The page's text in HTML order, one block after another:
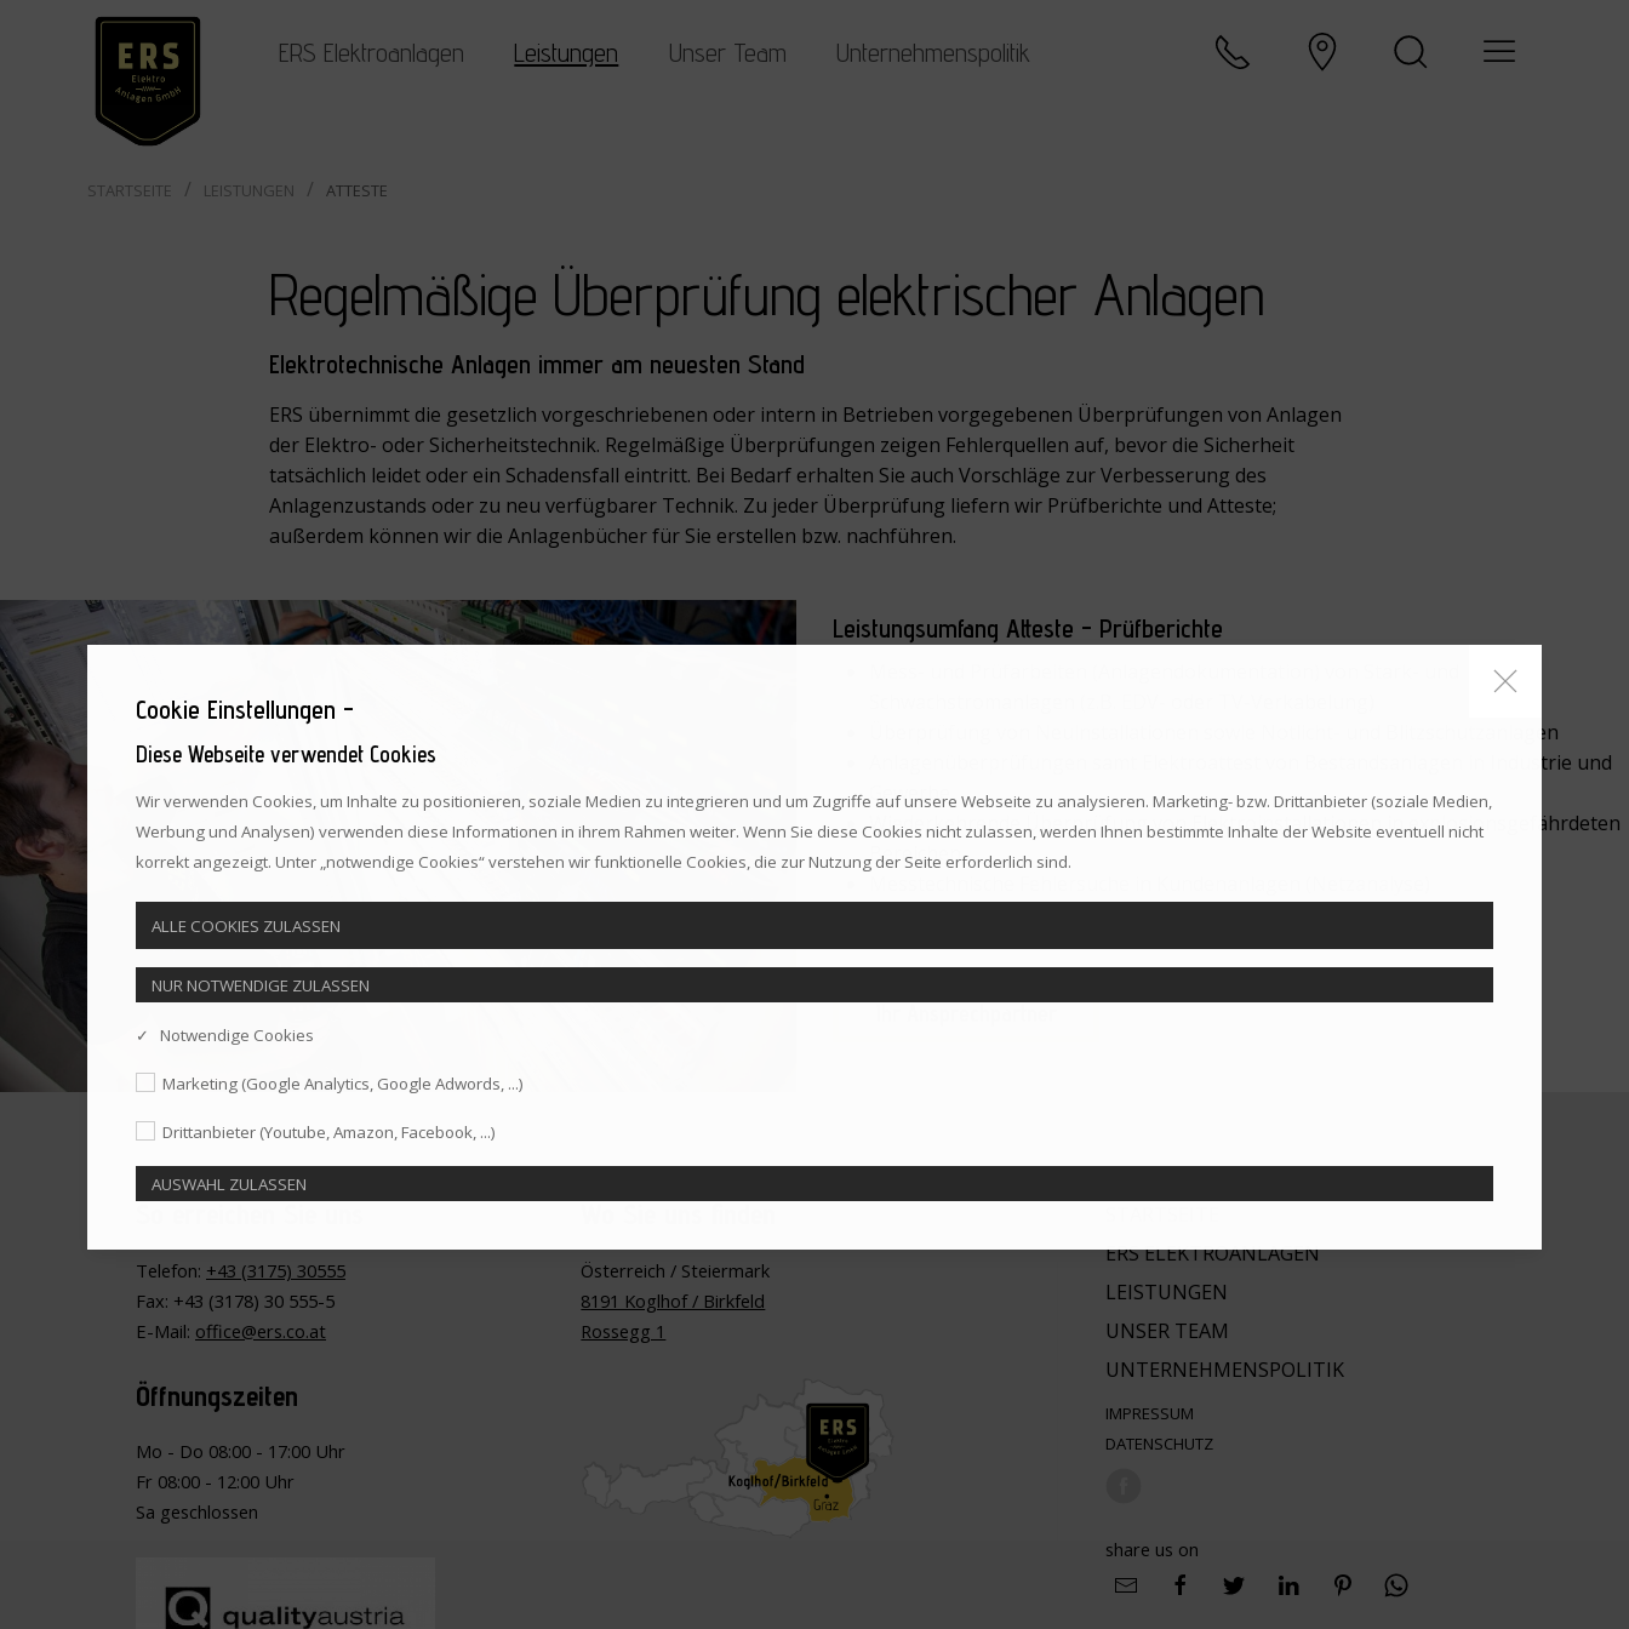
ERS Elektroanlagen Leistungen Unser Team Unternehmenspolitik
STARTSEITE LEISTUNGEN ATTESTE
Regelmäßige Überprüfung elektrischer Anlagen
Elektrotechnische Anlagen immer am neuesten Stand
ERS übernimmt die gesetzlich vorgeschriebenen oder intern in Betrieben vorgegebenen Überprüfungen von Anlagen
der Elektro- oder Sicherheitstechnik. Regelmäßige Überprüfungen zeigen Fehlerquellen auf, bevor die Sicherheit
tatsächlich leidet oder ein Schadensfall eintritt. Bei Bedarf erhalten Sie auch Vorschläge zur Verbesserung des
Anlagenzustands oder zu neu verfügbarer Technik. Zu jeder Überprüfung liefern wir Prüfberichte und Atteste;
außerdem können wir die Anlagenbücher für Sie erstellen bzw. nachführen.
Leistungsumfang Atteste - Prüfberichte
Überprüfung von Neuinstallationen sowie Notlicht- und Blitzschutzanlagen
Anlagenüberprüfungen samt Elektroattest von Bestandsanlagen in Industrie und
Gewerbe
Wiederkehrende Überprüfung von Elektroinstallationen in explosionsgefährdeten
Bereichen
Telefon: +43 (3175) 30555
Fax: +43 (3178) 30 555-5
E-Mail: office@ers.co.at
Öffnungszeiten
Mo - Do 08:00 - 17:00 Uhr
Fr 08:00 - 12:00 Uhr
Sa geschlossen
Österreich / Steiermark
8191 Koglhof / Birkfeld
Rossegg 1
Wien
ERS ELEKTROANLAGEN
LEISTUNGEN
UNSER TEAM
UNTERNEHMENSPOLITIK
IMPRESSUM
DATENSCHUTZ
share us on
Cookie Einstellungen -
Diese Webseite verwendet Cookies
Wir verwenden Cookies, um Inhalte zu positionieren, soziale Medien zu integrieren und um Zugriffe auf unsere Webseite zu analysieren. Marketing- bzw. Drittanbieter (soziale Medien,
Werbung und Analysen) verwenden diese Informationen in ihrem Rahmen weiter. Wenn Sie diese Cookies nicht zulassen, werden Ihnen bestimmte Inhalte der Website eventuell nicht
korrekt angezeigt. Unter „notwendige Cookies“ verstehen wir funktionelle Cookies, die zur Nutzung der Seite erforderlich sind.
✓ Notwendige Cookies
Marketing (Google Analytics, Google Adwords, ...)
Drittanbieter (Youtube, Amazon, Facebook, ...)